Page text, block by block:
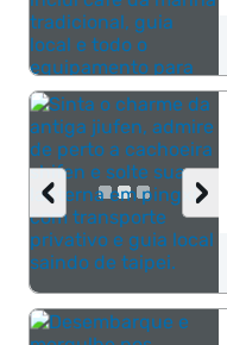
›
‹